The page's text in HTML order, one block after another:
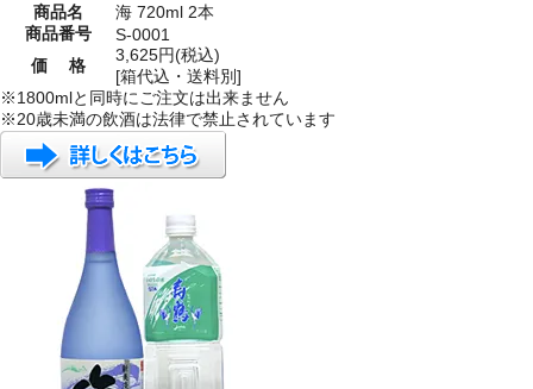
商品名
海 720ml 2本
商品番号
S-0001
価 格
3,625円(税込)
[箱代込・送料別]
※1800mlと同時にご注文は出来ません
※20歳未満の飲酒は法律で禁止されています